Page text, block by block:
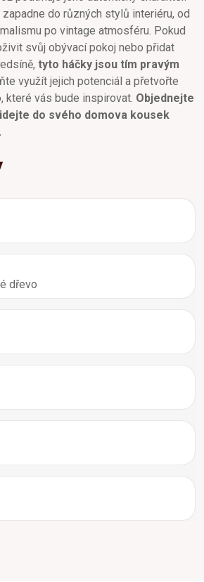
do různých stylů interiéru, od
po vintage atmosféru. Pokud
svůj obývací pokoj nebo přidat
tyto háčky jsou tím pravým
využít jejich potenciál a přetvořte
které vás bude inspirovat. Objednejte
do svého domova kousek
dřevo